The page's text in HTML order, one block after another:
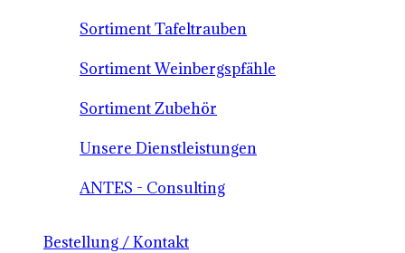
Sortiment Tafeltrauben
Sortiment Weinbergspfähle
Sortiment Zubehör
Unsere Dienstleistungen
ANTES - Consulting
Bestellung / Kontakt